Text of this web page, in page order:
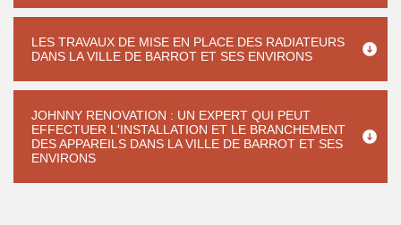
LES TRAVAUX DE MISE EN PLACE DES RADIATEURS
DANS LA VILLE DE BARROT ET SES ENVIRONS
JOHNNY RENOVATION : UN EXPERT QUI PEUT
EFFECTUER L'INSTALLATION ET LE BRANCHEMENT
DES APPAREILS DANS LA VILLE DE BARROT ET SES
ENVIRONS